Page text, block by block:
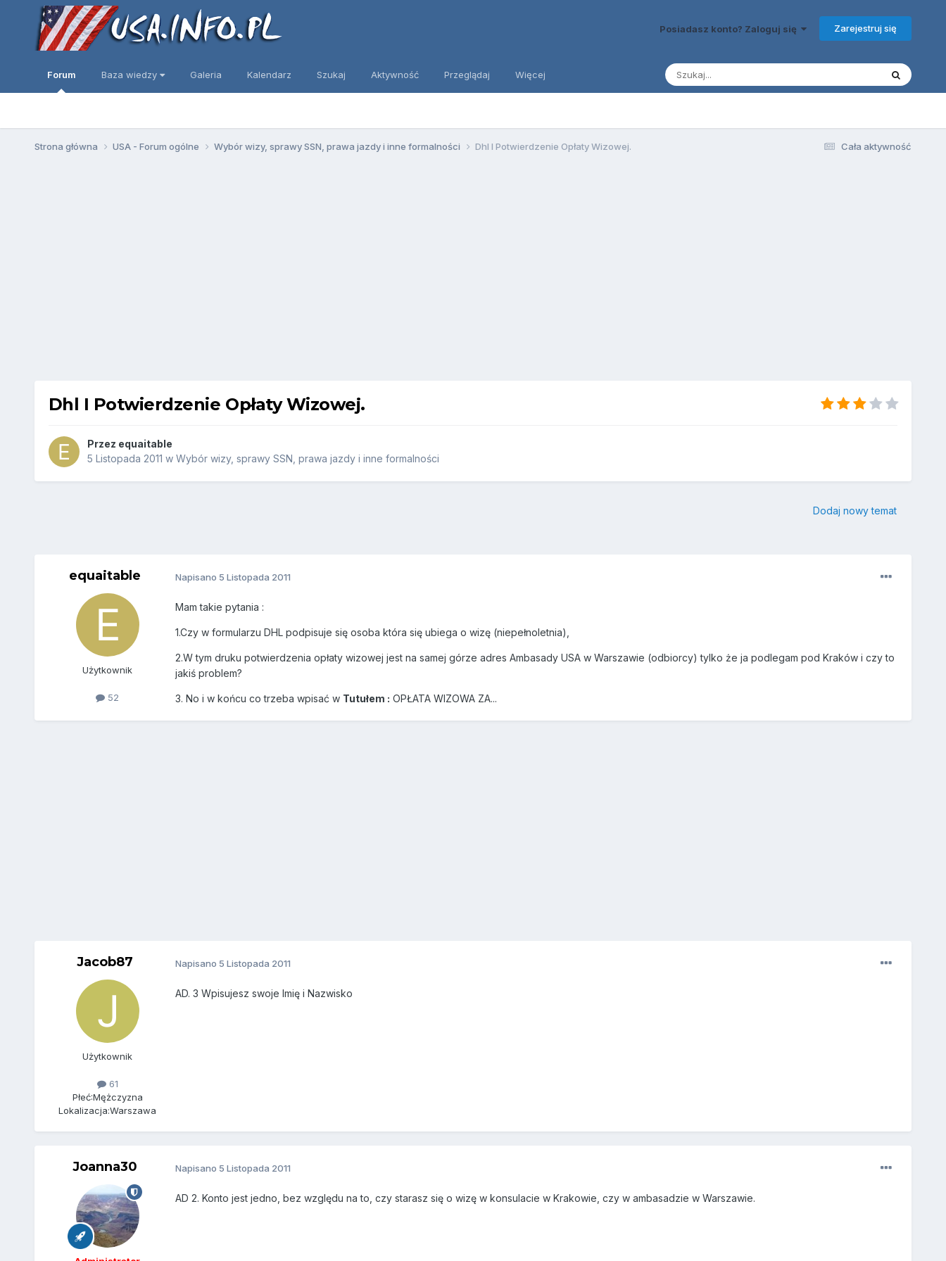
Posiadasz konto? Zaloguj się Zarejestruj się
Forum Baza wiedzy Galeria Kalendarz Szukaj Aktywność Przeglądaj Więcej
Cała aktywność
Strona główna USA - Forum ogólne Wybór wizy, sprawy SSN, prawa jazdy i inne formalności Dhl I Potwierdzenie Opłaty Wizowej.
Dhl I Potwierdzenie Opłaty Wizowej.
Przez equaitable
5 Listopada 2011 w Wybór wizy, sprawy SSN, prawa jazdy i inne formalności
Dodaj nowy temat
equaitable
Użytkownik
52
Napisano 5 Listopada 2011
Mam takie pytania :
1.Czy w formularzu DHL podpisuje się osoba która się ubiega o wizę (niepełnoletnia),
2.W tym druku potwierdzenia opłaty wizowej jest na samej górze adres Ambasady USA w Warszawie (odbiorcy) tylko że ja podlegam pod Kraków i czy to
jakiś problem?
3. No i w końcu co trzeba wpisać w Tutułem : OPŁATA WIZOWA ZA...
Jacob87
Użytkownik
61
Płeć:Mężczyzna
Lokalizacja:Warszawa
Napisano 5 Listopada 2011
AD. 3 Wpisujesz swoje Imię i Nazwisko
Joanna30 Napisano 5 Listopada 2011
AD 2. Konto jest jedno, bez względu na to, czy starasz się o wizę w konsulacie w Krakowie, czy w ambasadzie w Warszawie.